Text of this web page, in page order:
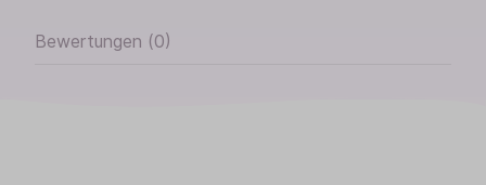
Bewertungen (0)